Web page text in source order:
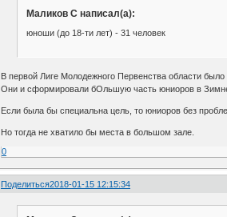
Маликов С написал(а):
юноши (до 18-ти лет) - 31 человек
В первой Лиге Молодежного Первенства области было
Они и сформировали бОльшую часть юниоров в
Если была бы специальна цель, то юниоров без
Но тогда не хватило бы места в большом зале.
0
Поделиться2018-01-15 12:15:34